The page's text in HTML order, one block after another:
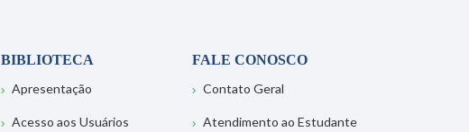
BIBLIOTECA
Apresentação
Acesso aos Usuários
FALE CONOSCO
Contato Geral
Atendimento ao Estudante